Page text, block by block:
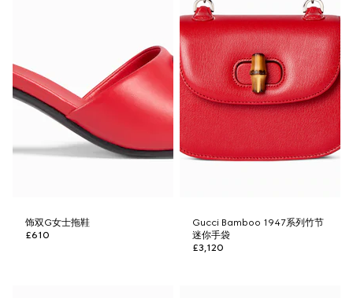
饰双G女士拖鞋
£610
Gucci Bamboo 1947系列竹节
迷你手袋
£3,120